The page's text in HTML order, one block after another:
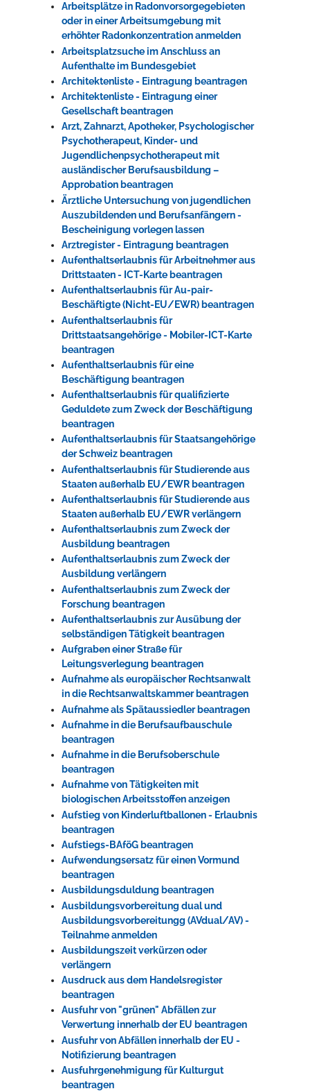
Arbeitsplätze in Radonvorsorgegebieten
oder in einer Arbeitsumgebung mit
erhöhter Radonkonzentration anmelden
Arbeitsplatzsuche im Anschluss an
Aufenthalte im Bundesgebiet
Architektenliste - Eintragung beantragen
Architektenliste - Eintragung einer
Gesellschaft beantragen
Arzt, Zahnarzt, Apotheker, Psychologischer
Psychotherapeut, Kinder- und
Jugendlichenpsychotherapeut mit
ausländischer Berufsausbildung –
Approbation beantragen
Ärztliche Untersuchung von jugendlichen
Auszubildenden und Berufsanfängern -
Bescheinigung vorlegen lassen
Arztregister - Eintragung beantragen
Aufenthaltserlaubnis für Arbeitnehmer aus
Drittstaaten - ICT-Karte beantragen
Aufenthaltserlaubnis für Au-pair-
Beschäftigte (Nicht-EU/EWR) beantragen
Aufenthaltserlaubnis für
Drittstaatsangehörige - Mobiler-ICT-Karte
beantragen
Aufenthaltserlaubnis für eine
Beschäftigung beantragen
Aufenthaltserlaubnis für qualifizierte
Geduldete zum Zweck der Beschäftigung
beantragen
Aufenthaltserlaubnis für Staatsangehörige
der Schweiz beantragen
Aufenthaltserlaubnis für Studierende aus
Staaten außerhalb EU/EWR beantragen
Aufenthaltserlaubnis für Studierende aus
Staaten außerhalb EU/EWR verlängern
Aufenthaltserlaubnis zum Zweck der
Ausbildung beantragen
Aufenthaltserlaubnis zum Zweck der
Ausbildung verlängern
Aufenthaltserlaubnis zum Zweck der
Forschung beantragen
Aufenthaltserlaubnis zur Ausübung der
selbständigen Tätigkeit beantragen
Aufgraben einer Straße für
Leitungsverlegung beantragen
Aufnahme als europäischer Rechtsanwalt
in die Rechtsanwaltskammer beantragen
Aufnahme als Spätaussiedler beantragen
Aufnahme in die Berufsaufbauschule
beantragen
Aufnahme in die Berufsoberschule
beantragen
Aufnahme von Tätigkeiten mit
biologischen Arbeitsstoffen anzeigen
Aufstieg von Kinderluftballonen - Erlaubnis
beantragen
Aufstiegs-BAföG beantragen
Aufwendungsersatz für einen Vormund
beantragen
Ausbildungsduldung beantragen
Ausbildungsvorbereitung dual und
Ausbildungsvorbereitungg (AVdual/AV) -
Teilnahme anmelden
Ausbildungszeit verkürzen oder
verlängern
Ausdruck aus dem Handelsregister
beantragen
Ausfuhr von "grünen" Abfällen zur
Verwertung innerhalb der EU beantragen
Ausfuhr von Abfällen innerhalb der EU -
Notifizierung beantragen
Ausfuhrgenehmigung für Kulturgut
beantragen